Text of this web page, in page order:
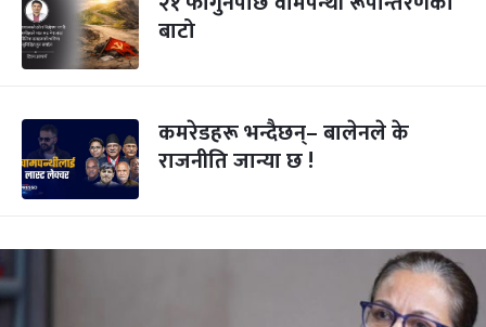
बाटो
कमरेडहरू भन्दैछन्– बालेनले के
राजनीति जान्या छ !